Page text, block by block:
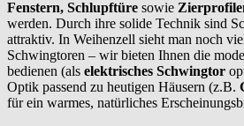
Fenstern, Schlupftüre sowie
werden. Durch ihre solide Technik sind
attraktiv. In Weihenzell sieht man noch
Schwingtoren – wir bieten Ihnen die
bedienen (als elektrisches Schwingtor
Optik passend zu heutigen Häusern (z.B.
für ein warmes, natürliches